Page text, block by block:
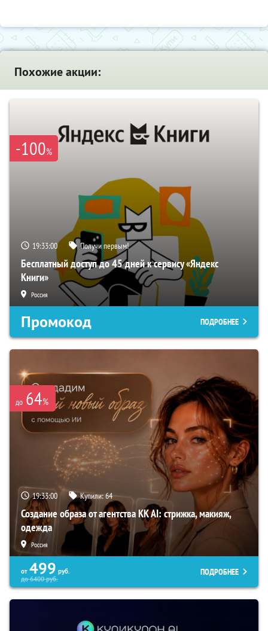
Похожие акции:
-100%
19:32:58 Получи первым!
Бесплатный доступ до 45 дней к сервису «Яндекс
Книги»
Россия
Промокод ПОДРОБНЕЕ
до 64%
19:32:58 Купили:64
Создание образа от агентства KK AI: стрижка, макияж,
одежда
Россия
от 499 руб.
до6400руб.
ПОДРОБНЕЕ